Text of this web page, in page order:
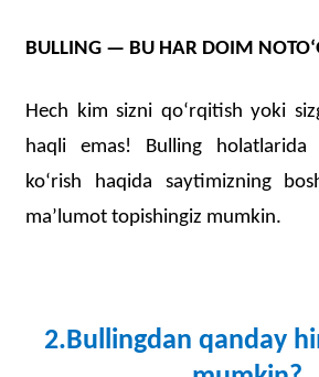
BULLING — BU HAR DOIM
Hech kim sizni qoʻrqitish yoki
haqli emas! Bulling holatlarida
koʻrish haqida saytimizning
maʼlumot topishingiz mumkin.
2.Bullingdan qanday